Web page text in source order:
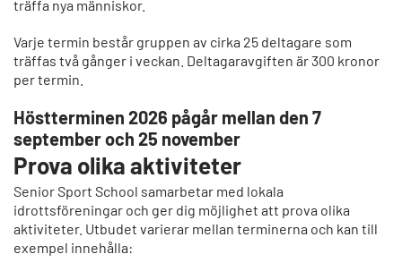
träffa nya människor.
Varje termin består gruppen av cirka 25 deltagare som
träffas två gånger i veckan. Deltagaravgiften är 300 kronor
per termin.
Höstterminen 2026 pågår mellan den 7
september och 25 november
Prova olika aktiviteter
Senior Sport School samarbetar med lokala
idrottsföreningar och ger dig möjlighet att prova olika
aktiviteter. Utbudet varierar mellan terminerna och kan till
exempel innehålla: